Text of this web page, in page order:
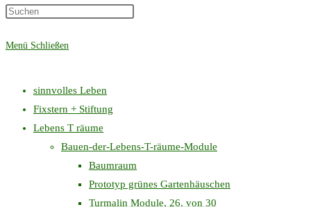
Suche
Menü Schließen
sinnvolles Leben
Fixstern + Stiftung
Lebens T räume
Bauen-der-Lebens-T-räume-Module
Baumraum
Prototyp grünes Gartenhäuschen
Turmalin Module, 26. von 30